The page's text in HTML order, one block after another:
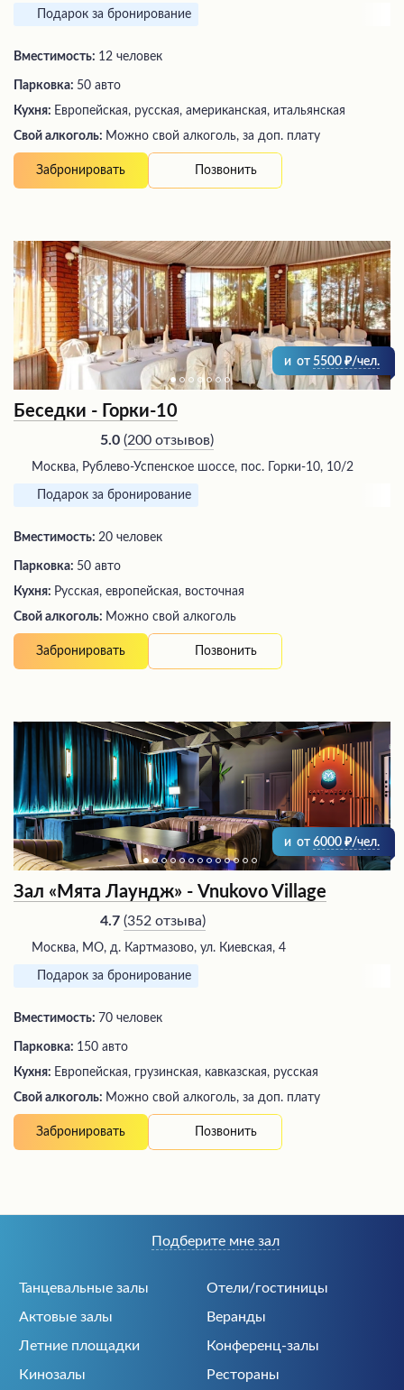
Подарок за бронирование
Вместимость: 12 человек
Парковка: 50 авто
Кухня: Европейская, русская, американская, итальянская
Свой алкоголь: Можно свой алкоголь, за доп. плату
Забронировать Позвонить
и от 5500 /чел.
Беседки - Горки-10
5.0 (200 отзывов)
Москва, Рублево-Успенское шоссе, пос. Горки-10, 10/2
Подарок за бронирование
Вместимость: 20 человек
Парковка: 50 авто
Кухня: Русская, европейская, восточная
Свой алкоголь: Можно свой алкоголь
Забронировать Позвонить
и от 6000 /чел.
Зал «Мята Лаундж» - Vnukovo Village
4.7 (352 отзыва)
Москва, МО, д. Картмазово, ул. Киевская, 4
Подарок за бронирование
Вместимость: 70 человек
Парковка: 150 авто
Кухня: Европейская, грузинская, кавказская, русская
Свой алкоголь: Можно свой алкоголь, за доп. плату
Забронировать Позвонить
Танцевальные залы
Отели/гостиницы
Актовые залы
Веранды
Летние площадки
Конференц-залы
Кинозалы
Рестораны
Подберите мне зал